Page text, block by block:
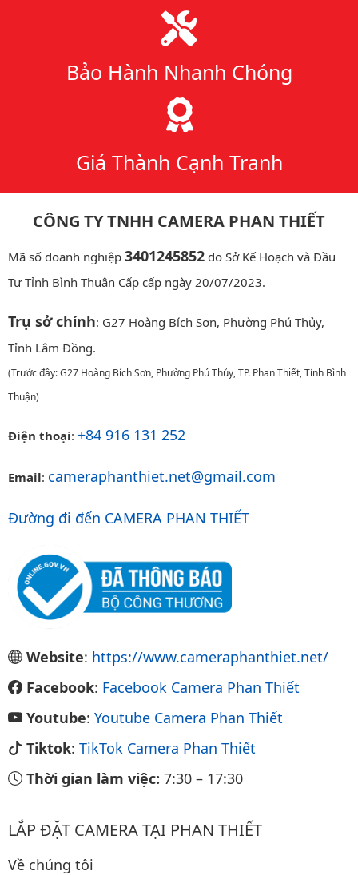
Bảo Hành Nhanh Chóng
Giá Thành Cạnh Tranh
CÔNG TY TNHH CAMERA PHAN THIẾT
Mã số doanh nghiệp 3401245852 do Sở Kế Hoạch và Đầu
Tư Tỉnh Bình Thuận Cấp cấp ngày 20/07/2023.
Trụ sở chính: G27 Hoàng Bích Sơn, Phường Phú Thủy,
Tỉnh Lâm Đồng.
(Trước đây: G27 Hoàng Bích Sơn, Phường Phú Thủy, TP. Phan Thiết, Tỉnh Bình
Thuận)
Điện thoại: +84 916 131 252
Email: cameraphanthiet.net@gmail.com
Đường đi đến CAMERA PHAN THIẾT
Website: https://www.cameraphanthiet.net/
Facebook: Facebook Camera Phan Thiết
Youtube: Youtube Camera Phan Thiết
Tiktok: TikTok Camera Phan Thiết
Thời gian làm việc: 7:30 – 17:30
LẮP ĐẶT CAMERA TẠI PHAN THIẾT
Về chúng tôi